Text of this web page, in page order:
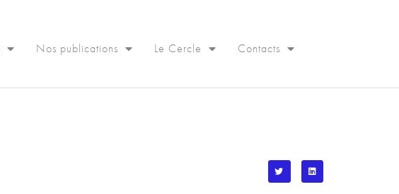
Nos publications Le Cercle Contacts